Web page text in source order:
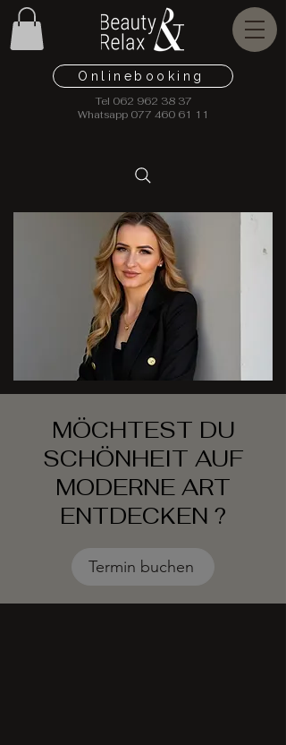
Onlinebooking
Tel 062 962 38 37
Whatsapp 077 460 61 11
MÖCHTEST DU
SCHÖNHEIT AUF
MODERNE ART
ENTDECKEN ?
Termin buchen